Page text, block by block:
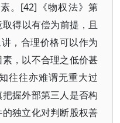
。[42]《物权法》第
得以有偿为前提，且
，合理价格可以作为
，以不合理之低价甚
往往亦难谓无重大过
握外部第三人是否构
独立化对判断股权善